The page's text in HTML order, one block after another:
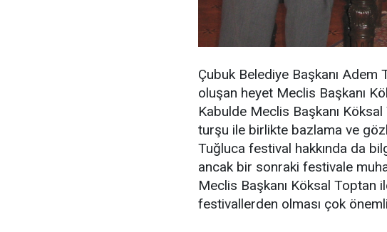
Çubuk Belediye Başkanı
oluşan heyet Meclis Başkanı
Kabulde Meclis Başkanı
turşu ile birlikte bazlama ve
Tuğluca festival hakkında da
ancak bir sonraki festivale
Meclis Başkanı Köksal Toptan
festivallerden olması çok